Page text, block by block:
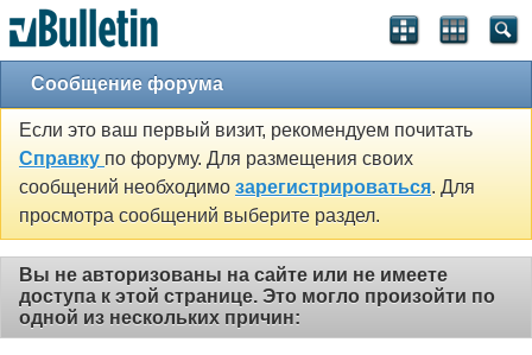
Сообщение форума
Если это ваш первый визит, рекомендуем почитать
Справку по форуму. Для размещения своих
сообщений необходимо зарегистрироваться. Для
просмотра сообщений выберите раздел.
Вы не авторизованы на сайте или не имеете
доступа к этой странице. Это могло произойти по
одной из нескольких причин: